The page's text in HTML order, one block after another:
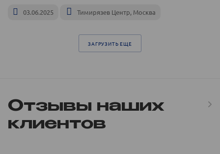
03.06.2025 Тимирязев Центр, Москва
ЗАГРУЗИТЬ ЕЩЕ
Отзывы наших
клиентов